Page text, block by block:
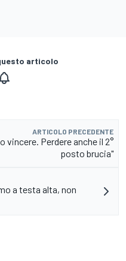
articolo
ARTICOLO PRECEDENTE
vincere. Perdere anche il 2°
posto brucia"
a testa alta, non